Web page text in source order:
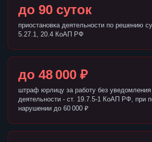
до 90 суток
приостановка деятельности по решению
5.27.1, 20.4 КоАП РФ
до 48 000 ₽
штраф юрлицу за работу без
деятельности - ст. 19.7.5-1 КоАП РФ, при
нарушении до 60 000 ₽